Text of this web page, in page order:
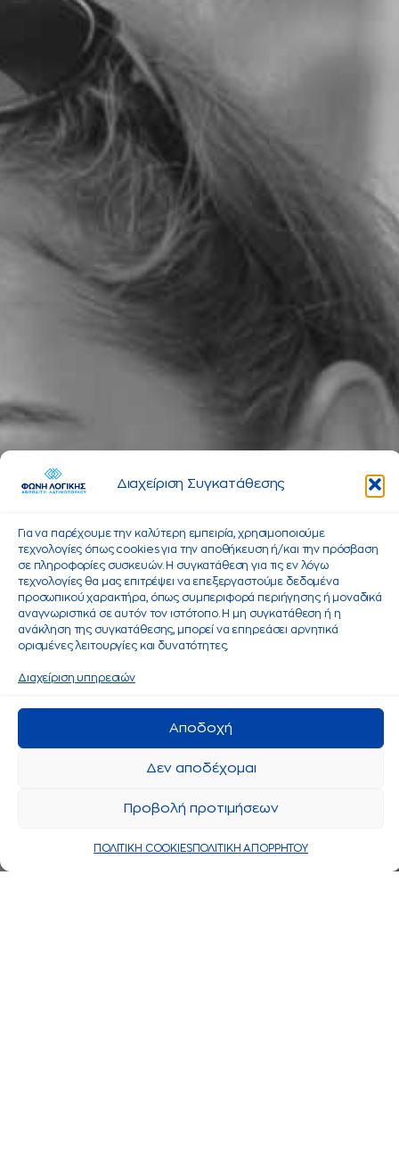
Διαχείριση Συγκατάθεσης
Για να παρέχουμε την καλύτερη εμπειρία, χρησιμοποιούμε
τεχνολογίες όπως cookies για την αποθήκευση ή/και την πρόσβαση
σε πληροφορίες συσκευών. Η συγκατάθεση για τις εν λόγω
τεχνολογίες θα μας επιτρέψει να επεξεργαστούμε δεδομένα
προσωπικού χαρακτήρα, όπως συμπεριφορά περιήγησης ή μοναδικά
αναγνωριστικά σε αυτόν τον ιστότοπο. Η μη συγκατάθεση ή η
ανάκληση της συγκατάθεσης, μπορεί να επηρεάσει αρνητικά
ορισμένες λειτουργίες και δυνατότητες.
Διαχείριση υπηρεσιών
Αποδοχή
Δεν αποδέχομαι
Προβολή προτιμήσεων
ΠΟΛΙΤΙΚΗ COOKIESΠΟΛΙΤΙΚΗ ΑΠΟΡΡΗΤΟΥ